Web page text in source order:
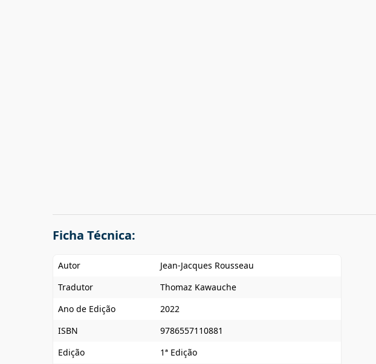
Ficha Técnica:
Autor
Jean-Jacques Rousseau
Tradutor
Thomaz Kawauche
Ano de Edição
2022
ISBN
9786557110881
Edição
1ª Edição